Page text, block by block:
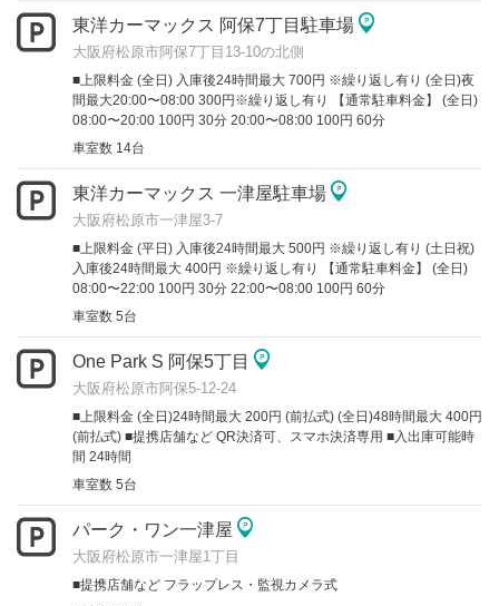
東洋カーマックス 阿保7丁目駐車場
大阪府松原市阿保7丁目13-10の北側
■上限料金 (全日) 入庫後24時間最大 700円 ※繰り返し有り (全日)夜
間最大20:00〜08:00 300円※繰り返し有り 【通常駐車料金】 (全日)
08:00〜20:00 100円 30分 20:00〜08:00 100円 60分
車室数 14台
東洋カーマックス 一津屋駐車場
大阪府松原市一津屋3-7
■上限料金 (平日) 入庫後24時間最大 500円 ※繰り返し有り (土日祝)
入庫後24時間最大 400円 ※繰り返し有り 【通常駐車料金】 (全日)
08:00〜22:00 100円 30分 22:00〜08:00 100円 60分
車室数 5台
One Park S 阿保5丁目
大阪府松原市阿保5-12-24
■上限料金 (全日)24時間最大 200円 (前払式) (全日)48時間最大 400円
(前払式) ■提携店舗など QR決済可、スマホ決済専用 ■入出庫可能時
間 24時間
車室数 5台
パーク・ワン一津屋
大阪府松原市一津屋1丁目
■提携店舗など フラップレス・監視カメラ式